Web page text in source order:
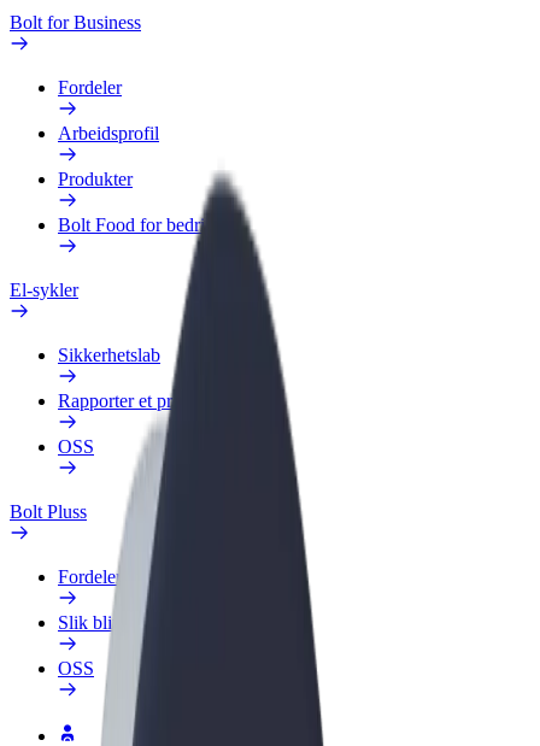
Bolt for Business
Fordeler
Arbeidsprofil
Produkter
Bolt Food for bedrifter
El-sykler
Sikkerhetslab
Rapporter et problem
OSS
Bolt Pluss
Fordeler
Slik blir du med
OSS